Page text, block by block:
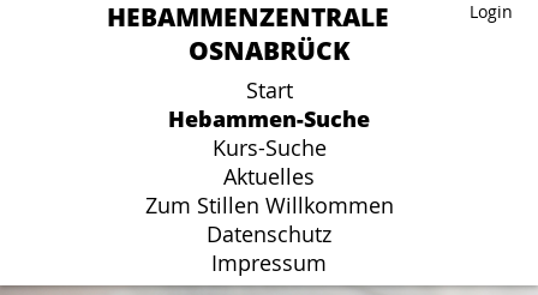
Login
HEBAMMENZENTRALE
OSNABRÜCK
Start
Hebammen-Suche
Kurs-Suche
Aktuelles
Zum Stillen Willkommen
Datenschutz
Impressum
Login
HEBAMMENZENTRALE
OSNABRÜCK
Start
Hebammen-Suche
Kurs-Suche
Aktuelles
Zum Stillen Willkommen
Datenschutz
Impressum